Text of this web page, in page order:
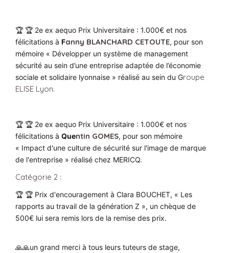
🏆 🏆 2e ex aequo Prix Universitaire : 1.000€ et nos
félicitations à Fanny BLANCHARD CETOUTE, pour son
mémoire « Développer un système de management
sécurité au sein d’une entreprise adaptée de l’économie
sociale et solidaire lyonnaise » réalisé au sein du Groupe
ELISE Lyon.
🏆 🏆 2e ex aequo Prix Universitaire : 1.000€ et nos
félicitations à Quentin GOMES, pour son mémoire
« Impact d'une culture de sécurité sur l'image de marque
de l'entreprise » réalisé chez MERICQ.
Catégorie 2 :
🏆 🏆 Prix d'encouragement à Clara BOUCHET, « Les
rapports au travail de la génération Z », un chèque de
500€ lui sera remis lors de la remise des prix.
🙏🙏un grand merci à tous leurs tuteurs de stage,